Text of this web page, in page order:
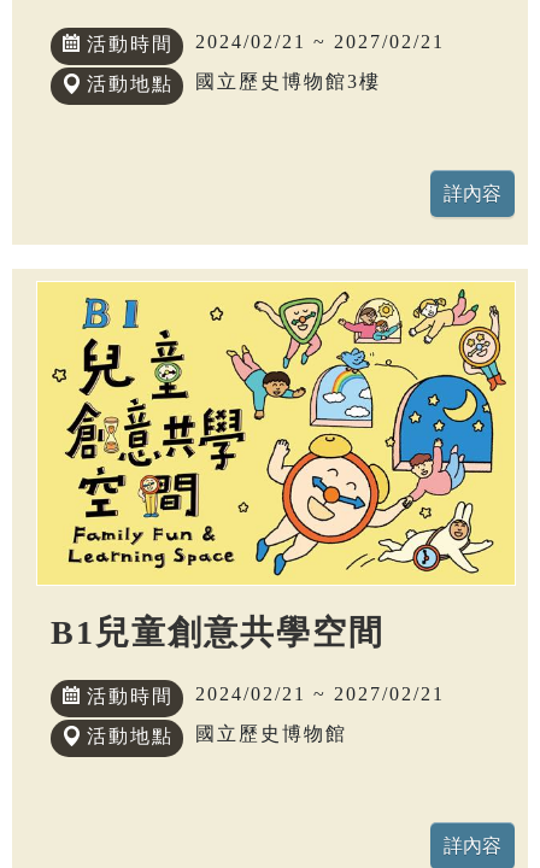
活動時間 2024/02/21 ~ 2027/02/21
活動地點 國立歷史博物館3樓
B1兒童創意共學空間
活動時間 2024/02/21 ~ 2027/02/21
活動地點 國立歷史博物館